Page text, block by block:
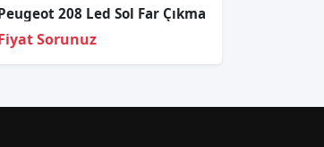
208 Led Sol Far Çıkma
Sorunuz